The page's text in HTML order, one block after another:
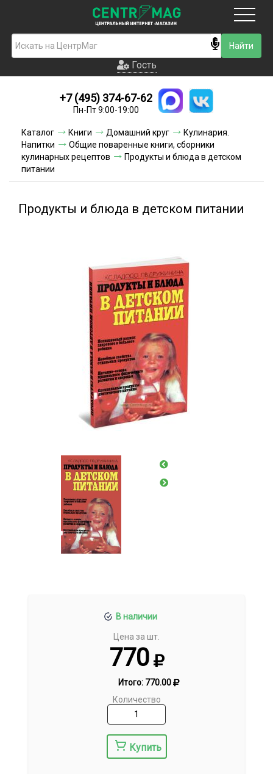
Гость
Новинки
Условия доставки
Условия оплаты
Акции и скидки
Гость
+7 (495) 374-67-62
Пн-Пт 9:00-19:00
Каталог Книги Домашний круг
Кулинария.
Напитки
Общие поваренные книги, сборники
кулинарных рецептов
Продукты и блюда в детском
питании
Продукты и блюда в детском питании
В наличии
Цена за шт.
770
Итого: 770.00
Количество
Купить